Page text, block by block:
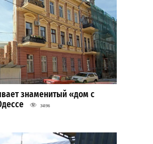
знаменитый «дом с
34196